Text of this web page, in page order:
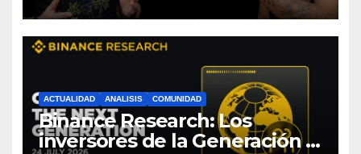
ACTUALIDAD ANALISIS COMUNIDAD
Binance Research: Los
inversores de la Generación Z